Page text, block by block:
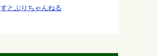
すとぷりちゃんねる